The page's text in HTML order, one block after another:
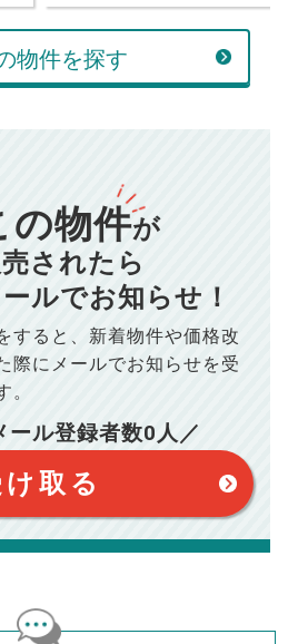
834
均等返済方式で試算しています。
捨五入にて計算しております。
り入れの全期間で金利が変わらない設
果は、お借り入れを保証するものでは
用された方の、いかなる損害について
せんので、ご了承ください。
、年収負担率は異なります。一般的に
のローン返済額の割合とされており
各金融機関にご相談ください。
イページでは
費の計算もできます
くまでも概算であり、手残り金額を
せん。
変更登記の費用、引っ越し費用、住
手数料等は含まれておりませんの
引業法で定められた上限で計算して
＋6万円＋消費税）
物件を探す
の物件が
されたら
ルでお知らせ！
すると、 新着物件や価格改
際に メールでお知らせを受
ール登録者数0人／
け取る